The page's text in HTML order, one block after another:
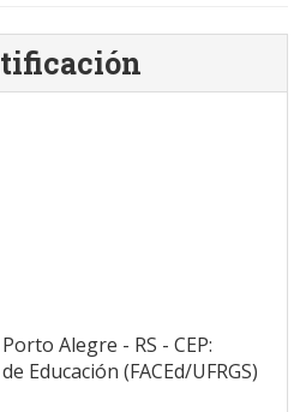
Alegre - RS - CEP:
Educación (FACEd/UFRGS)